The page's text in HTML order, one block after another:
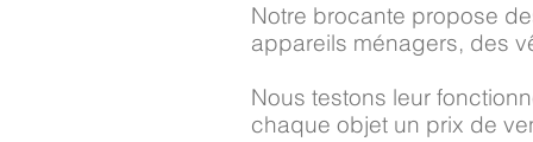
Notre brocante propose
appareils ménagers, des
Nous testons leur
chaque objet un prix de